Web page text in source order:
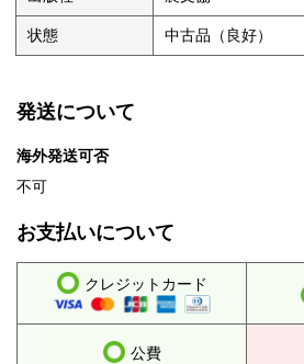
状態 中古品（良好）
発送について
海外発送可否
不可
お支払いについて
クレジットカード
公費